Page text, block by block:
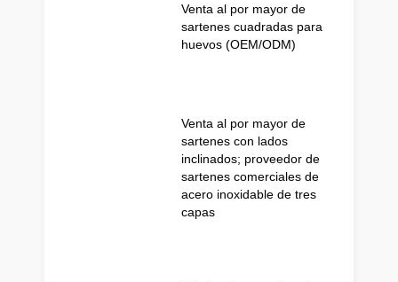
Venta al por mayor de
sartenes cuadradas para
huevos (OEM/ODM)
Venta al por mayor de
sartenes con lados
inclinados; proveedor de
sartenes comerciales de
acero inoxidable de tres
capas